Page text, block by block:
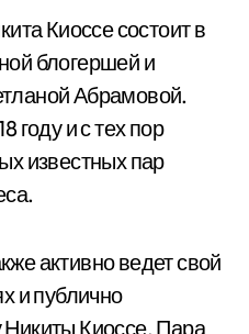
Киоссе состоит в
блогершей и
Абрамовой.
году и с тех пор
известных пар
активно ведет свой
и публично
Киоссе. Пара